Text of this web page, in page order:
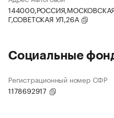
Г,СОВЕТСКАЯ УЛ,26А
Социальные
Регистрационный номер СФР
1178692917